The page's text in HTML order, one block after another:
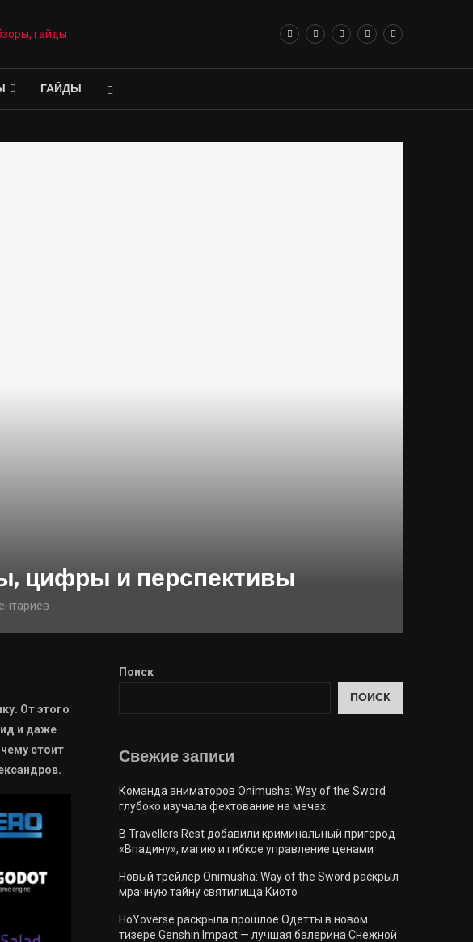
ГАЙДЫ
цифры и перспективы
От этого
и даже
стоит
Поиск
ПОИСК
Свежие запиcи
Команда аниматоров Onimusha: Way of the Sword
глубоко изучала фехтование на мечах
В Travellers Rest добавили криминальный пригород
«Впадину», магию и гибкое управление ценами
Новый трейлер Onimusha: Way of the Sword раскрыл
мрачную тайну святилища Киото
HoYoverse раскрыла прошлое Одетты в новом
тизере Genshin Impact — лучшая балерина Снежной